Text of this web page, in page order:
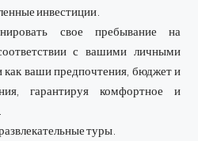
инвестиции.
свое пребывание на
с вашими личными
как ваши предпочтения, бюджет и
гарантируя комфортное и
туры.